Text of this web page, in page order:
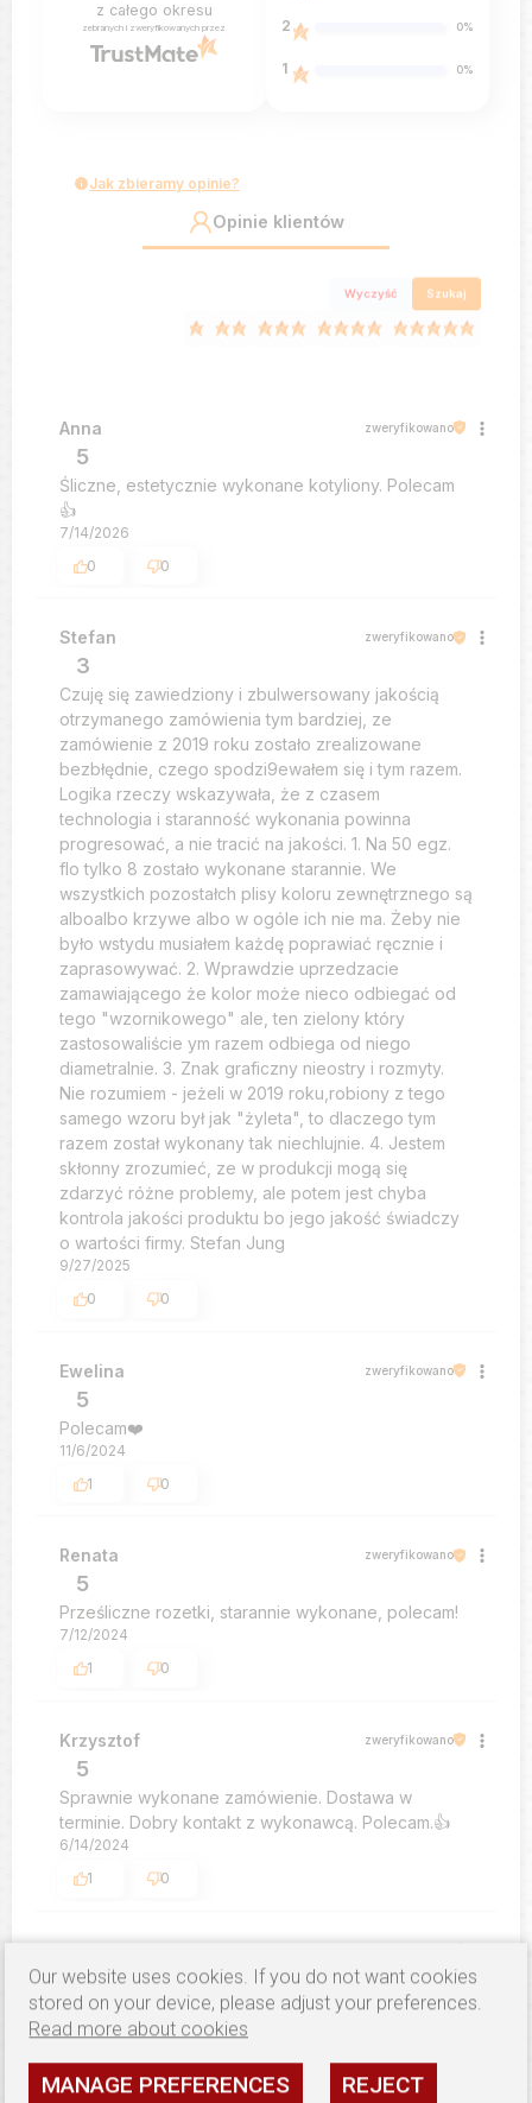
z całego okresu
zebranych i zweryfikowanych przez 2 0%
1 0%
Jak zbieramy opinie?
Opinie klientów
Wyczyść Szukaj
Anna zweryfikowano
5
Śliczne, estetycznie wykonane kotyliony. Polecam
👍️
7/14/2026
0
0
Stefan zweryfikowano
3
Czuję się zawiedziony i zbulwersowany jakością
otrzymanego zamówienia tym bardziej, ze
zamówienie z 2019 roku zostało zrealizowane
bezbłędnie, czego spodzi9ewałem się i tym razem.
Logika rzeczy wskazywała, że z czasem
technologia i staranność wykonania powinna
progresować, a nie tracić na jakości. 1. Na 50 egz.
flo tylko 8 zostało wykonane starannie. We
wszystkich pozostałch plisy koloru zewnętrznego są
alboalbo krzywe albo w ogóle ich nie ma. Żeby nie
było wstydu musiałem każdę poprawiać ręcznie i
zaprasowywać. 2. Wprawdzie uprzedzacie
zamawiającego że kolor może nieco odbiegać od
tego "wzornikowego" ale, ten zielony który
zastosowaliście ym razem odbiega od niego
diametralnie. 3. Znak graficzny nieostry i rozmyty.
Nie rozumiem - jeżeli w 2019 roku,robiony z tego
samego wzoru był jak "żyleta", to dlaczego tym
razem został wykonany tak niechlujnie. 4. Jestem
skłonny zrozumieć, ze w produkcji mogą się
zdarzyć różne problemy, ale potem jest chyba
kontrola jakości produktu bo jego jakość świadczy
o wartości firmy. Stefan Jung
9/27/2025
0
0
Ewelina zweryfikowano
5
Polecam❤️
11/6/2024
1
0
Renata zweryfikowano
5
Prześliczne rozetki, starannie wykonane, polecam!
7/12/2024
1
0
Krzysztof zweryfikowano
5
Sprawnie wykonane zamówienie. Dostawa w
terminie. Dobry kontakt z wykonawcą. Polecam.👍️
6/14/2024
1
0
5
Jak zwykle śliczne i na czas
3/25/2024
1
0
Our website uses cookies. If you do not want cookies
stored on your device, please adjust your preferences.
Read more about cookies
MANAGE PREFERENCES REJECT